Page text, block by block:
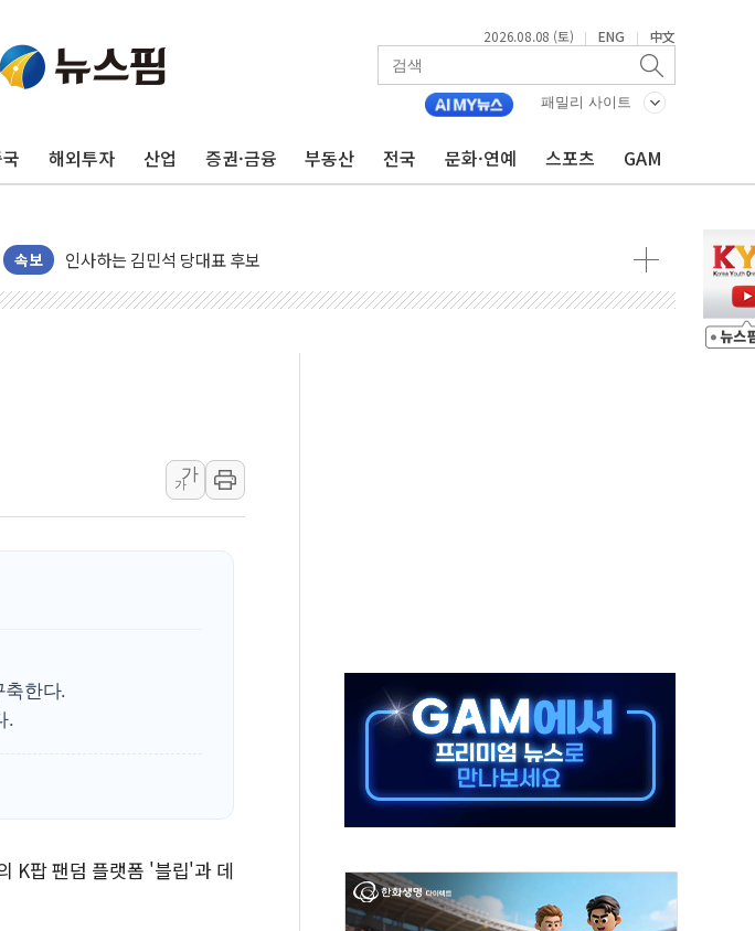
2026.08.08 (토) | ENG | 中文
패밀리 사이트
해외투자 산업 증권·금융 부동산 전국 문화·연예 스포츠 GAM
속보
포항시 재난예산 40억 긴급 투입…고수온 양식장 복구·지원 '총력'
울진·영덕 '호우특보'-포항 '산사태 주의보'...경북도, 호우 피해·통제구간 없어
인천 합동연설회 나선 송영길·정청래·김민석 당대표 후보
김민석, 2주차 제주·인천 경선서 정청래에 승리...47.75% vs 42.08%
[속보] 민주, 제주·인천 경선 결과 발표...김민석 47.75% 정청래 42.08%
[속보] 민주, 인천 경선 결과 발표...김민석 45.09% 정청래 43.27% 송영길 11.63%
이번주 국내 주요 금융일정(8.10~8.14)
폐기물 수거하다 참변…60대 환경미화원 수거차에 치여 사망
서울 중랑구 주택가서 흉기 난동…60대 남성 2명 숨져
李대통령 "결혼 때문에 손해 보는 일 없게"…'결혼 페널티' 22개 과제 손본다
여수 오동도 인근 해상서 모터보트 전복…1명 사망·1명 실종
'화합' 꺼낸 김민석에 '뻔뻔' 받아친 정청래…제주 연설서 신경전 고조
가
가
한다.
.
K팝 팬덤 플랫폼 '블립'과 데